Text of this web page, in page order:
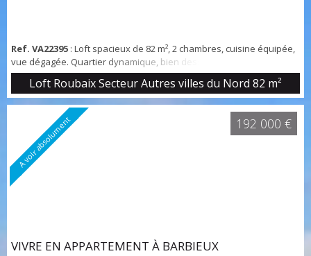
Ref. VA22395 : Loft spacieux de 82 m², 2 chambres, cuisine équipée,
vue dégagée. Quartier dynamique, bien desservi. Contactez-nous
pour une visite !
Loft Roubaix Secteur Autres villes du Nord 82 m²
A voir absolument
VIVRE EN APPARTEMENT À BARBIEUX
192 000 €